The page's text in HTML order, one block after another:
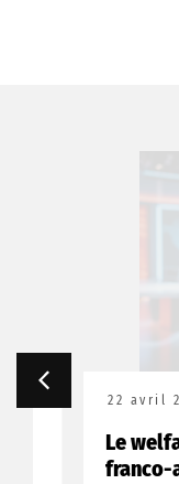
22 avril 2026
Le welfare
franco-